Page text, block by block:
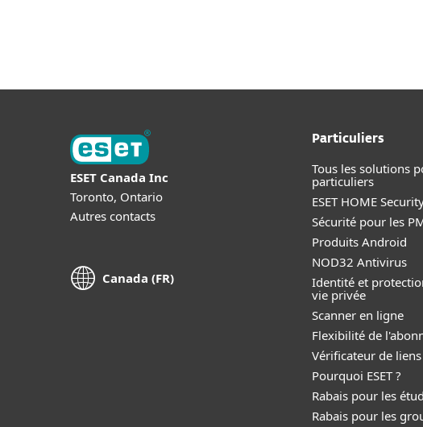
ESET Canada Inc
Toronto, Ontario
Autres contacts
Canada (FR)
Particuliers
Tous les solutions
particuliers
ESET HOME
Sécurité pour les
Produits Android
NOD32 Antivirus
Identité et
vie privée
Scanner en ligne
Flexibilité de
Vérificateur de liens
Pourquoi ESET ?
Rabais pour les
Rabais pour les